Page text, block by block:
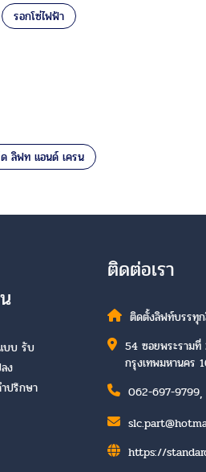
รอกโซ่ไฟฟ้า
ลิฟท แอนด์ เครน
บบ รับ
ง
ปรึกษา
ติดต่อเรา
ติดตั้งลิฟท์บรรทุ
54 ซอยพระรามที่
กรุงเทพมหานคร
062-697-9799,
https://